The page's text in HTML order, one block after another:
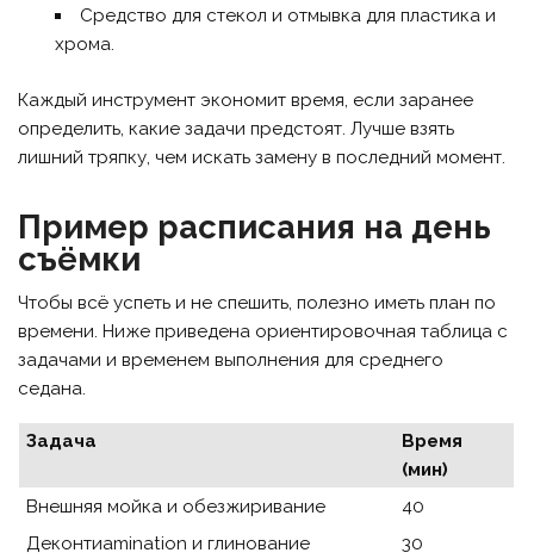
Средство для стекол и отмывка для пластика и
хрома.
Каждый инструмент экономит время, если заранее
определить, какие задачи предстоят. Лучше взять
лишний тряпку, чем искать замену в последний момент.
Пример расписания на день
съёмки
Чтобы всё успеть и не спешить, полезно иметь план по
времени. Ниже приведена ориентировочная таблица с
задачами и временем выполнения для среднего
седана.
Задача
Время
(мин)
Внешняя мойка и обезжиривание
40
Деконтиamination и глинование
30